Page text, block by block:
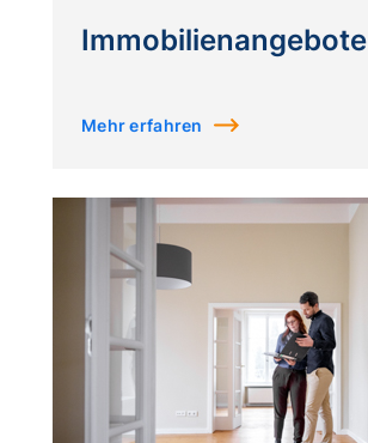
Immobilienangebote
Mehr erfahren